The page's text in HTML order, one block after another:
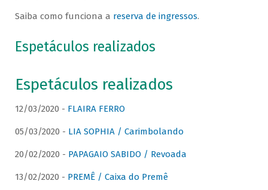
Saiba como funciona a reserva de ingressos.
Espetáculos realizados
Espetáculos realizados
12/03/2020 - FLAIRA FERRO
05/03/2020 - LIA SOPHIA / Carimbolando
20/02/2020 - PAPAGAIO SABIDO / Revoada
13/02/2020 - PREMÊ / Caixa do Premê